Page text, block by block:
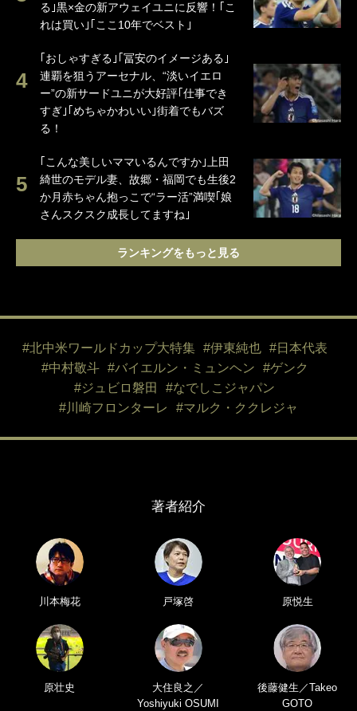
る｣黒×金の新アウェイユニに反響！｢こ
れは買い｣｢ここ10年でベスト｣
｢おしゃすぎる｣｢冨安のイメージある｣
連覇を狙うアーセナル、“淡いイエロ
ー”の新サードユニが大好評｢仕事でき
すぎ｣｢めちゃかわいい｣街着でもバズ
る！
｢こんな美しいママいるんですか｣上田
綺世のモデル妻、故郷・福岡でも生後2
か月赤ちゃん抱っこで“ラー活”満喫｢娘
さんスクスク成長してますね｣
ランキングをもっと見る
#北中米ワールドカップ大特集 #伊東純也
#日本代表
#中村敬斗
#バイエルン・ミュンヘン
#ゲンク
#ジュビロ磐田
#なでしこジャパン
#川崎フロンターレ
#マルク・ククレジャ
著者紹介
川本梅花 戸塚啓 原悦生
原壮史
大住良之／
Yoshiyuki OSUMI
後藤健生／Takeo
GOTO